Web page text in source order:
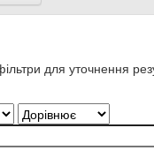
для уточнення